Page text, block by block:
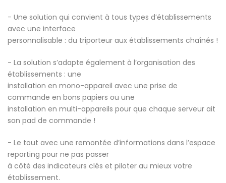
- Une solution qui convient à tous types d’établissements
avec une interface
personnalisable : du triporteur aux établissements chaînés !
- La solution s’adapte également à l’organisation des
établissements : une
installation en mono-appareil avec une prise de
commande en bons papiers ou une
installation en multi-appareils pour que chaque serveur ait
son pad de commande !
- Le tout avec une remontée d’informations dans l’espace
reporting pour ne pas passer
à côté des indicateurs clés et piloter au mieux votre
établissement.